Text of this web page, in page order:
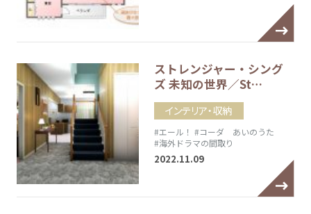
ストレンジャー・シング
ズ 未知の世界／St…
インテリア・収納
#エール！ #コーダ あいのうた
#海外ドラマの間取り
2022.11.09